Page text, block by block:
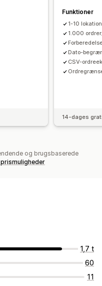
Funktioner
1-10
1.000
Dato-
CSV-
14-dages
og brugsbaserede
prismuligheder
1,7 t
60
11